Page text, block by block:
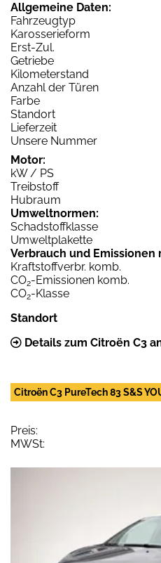
Allgemeine Daten:
Fahrzeugtyp
Karosserieform
Erst-Zul.
Getriebe
Kilometerstand
Anzahl der Türen
Farbe
Standort
Lieferzeit
Unsere Nummer
Motor:
kW / PS
Treibstoff
Hubraum
Umweltnormen:
Schadstoffklasse
Umweltplakette
Verbrauch und Emissionen
Kraftstoffverbr. komb.
CO2-Emissionen komb.
CO2-Klasse
Standort
Details zum Citroën C3
Citroën C3 PureTech 83 S&S
Preis:
MWSt: